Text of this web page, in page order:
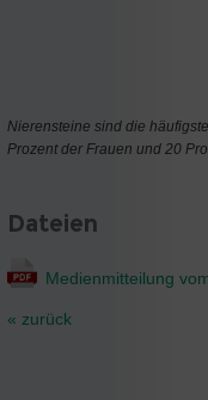
Nierensteine sind die
Prozent der Frauen und 20
Dateien
Medienmitteilung
« zurück